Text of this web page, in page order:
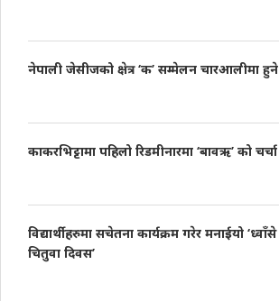
नेपाली जेसीजको क्षेत्र ‘क’ सम्मेलन चारआलीमा हुने
काकरभिट्टामा पहिलो रिडमीनारमा ‘बावऋ’ को चर्चा
विद्यार्थीहरुमा सचेतना कार्यक्रम गरेर मनाईयो ‘ध्वाँसे
चितुवा दिवस’